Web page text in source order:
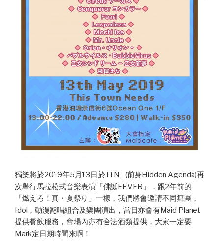
獨樂將於2019年5月13日於TTN_ (前身Hidden Agenda)再
次舉行馬拉松式音樂表演「佛誕FEVER」，跟2年前的
「燃えろ！真・夏祭り」一樣，我們將會邀請不同舞團，
Idol，動漫翻唱組合及樂團演出，當日亦會有Maid Planet
提供餐飲服務，會場內亦有合法酒類提供，大家一定要
Mark定日期時間來啊！